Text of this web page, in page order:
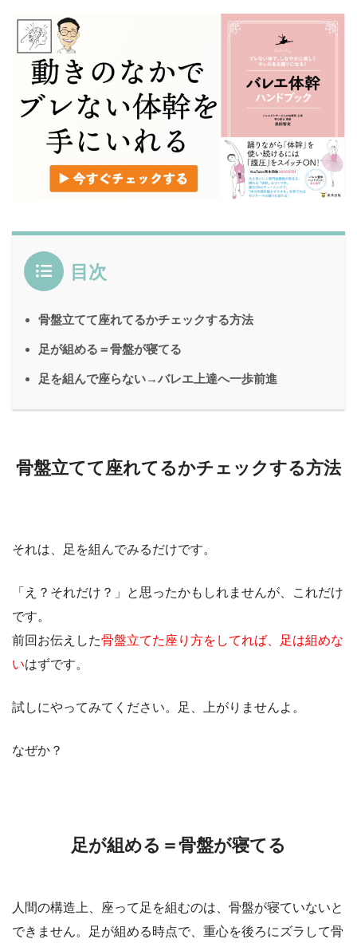
目次
骨盤立てて座れてるかチェックする方法
足が組める＝骨盤が寝てる
足を組んで座らない→バレエ上達へ一歩前進
骨盤立てて座れてるかチェックする方法
それは、足を組んでみるだけです。
「え？それだけ？」と思ったかもしれませんが、これだけ
です。
前回お伝えした骨盤立てた座り方をしてれば、足は組めな
いはずです。
試しにやってみてください。足、上がりませんよ。
なぜか？
足が組める＝骨盤が寝てる
人間の構造上、座って足を組むのは、骨盤が寝ていないと
できません。足が組める時点で、重心を後ろにズラして骨